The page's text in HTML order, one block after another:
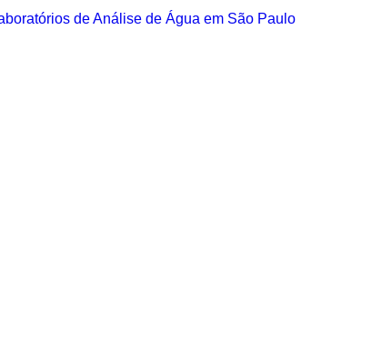
de Análise de Água em São Paulo